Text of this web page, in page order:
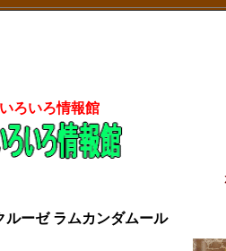
ろいろ情報館
ルーゼ ラムカンダムール